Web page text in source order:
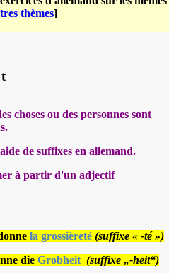
thèmes]
choses ou des personnes sont
de suffixes en allemand.
à partir d'un adjectif
la grossièreté (suffixe « -té »)
die Grobheit (suffixe „-heit“)